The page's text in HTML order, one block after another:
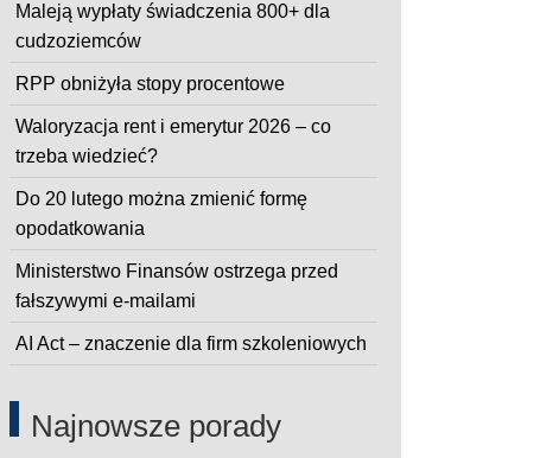
Maleją wypłaty świadczenia 800+ dla
cudzoziemców
RPP obniżyła stopy procentowe
Waloryzacja rent i emerytur 2026 – co
trzeba wiedzieć?
Do 20 lutego można zmienić formę
opodatkowania
Ministerstwo Finansów ostrzega przed
fałszywymi e-mailami
AI Act – znaczenie dla firm szkoleniowych
Najnowsze porady